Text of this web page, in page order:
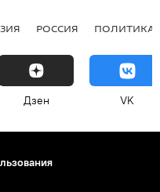
РОССИЯ ПОЛИТИКА
Дзен VK